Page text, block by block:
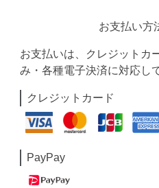
お支払い方
お支払いは、クレジットカ
み・各種電子決済に対応し
クレジットカード
PayPay